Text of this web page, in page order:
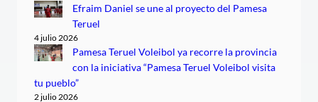
Efraim Daniel se une al proyecto del Pamesa
Teruel
4 julio 2026
Pamesa Teruel Voleibol ya recorre la provincia
con la iniciativa “Pamesa Teruel Voleibol visita
tu pueblo”
2 julio 2026